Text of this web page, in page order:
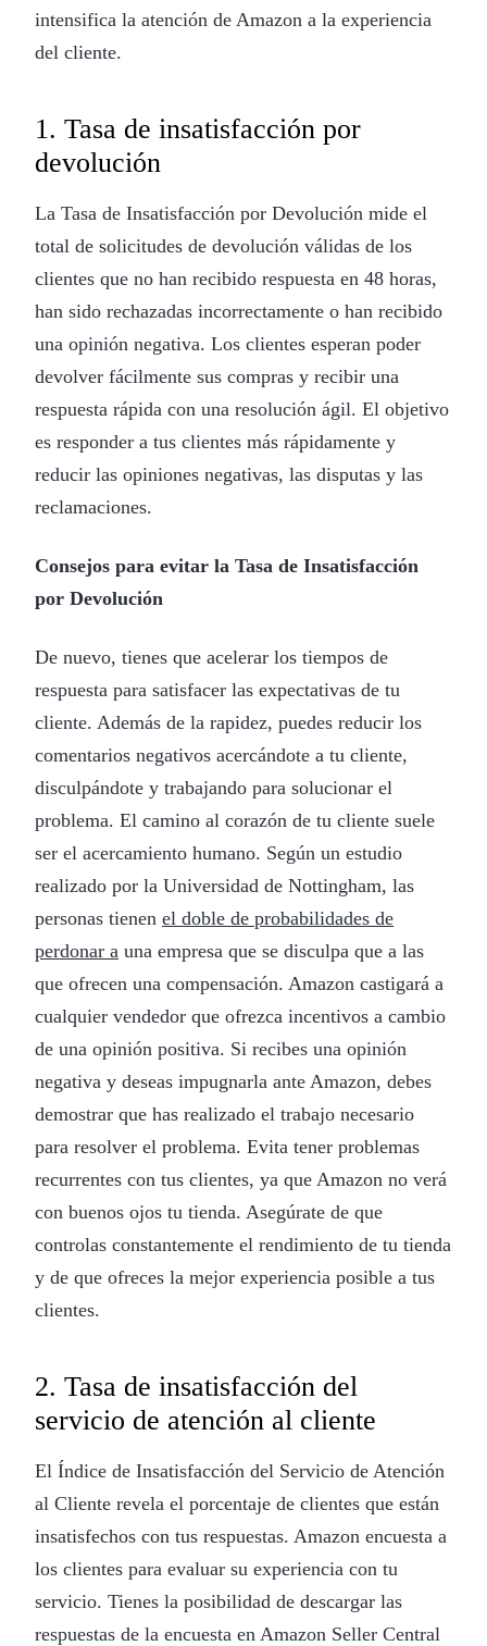
intensifica la atención de Amazon a la experiencia
del cliente.
1. Tasa de insatisfacción por
devolución
La Tasa de Insatisfacción por Devolución mide el
total de solicitudes de devolución válidas de los
clientes que no han recibido respuesta en 48 horas,
han sido rechazadas incorrectamente o han recibido
una opinión negativa. Los clientes esperan poder
devolver fácilmente sus compras y recibir una
respuesta rápida con una resolución ágil. El objetivo
es responder a tus clientes más rápidamente y
reducir las opiniones negativas, las disputas y las
reclamaciones.
Consejos para evitar la Tasa de Insatisfacción
por Devolución
De nuevo, tienes que acelerar los tiempos de
respuesta para satisfacer las expectativas de tu
cliente. Además de la rapidez, puedes reducir los
comentarios negativos acercándote a tu cliente,
disculpándote y trabajando para solucionar el
problema. El camino al corazón de tu cliente suele
ser el acercamiento humano. Según un estudio
realizado por la Universidad de Nottingham, las
personas tienen el doble de probabilidades de
perdonar a una empresa que se disculpa que a las
que ofrecen una compensación. Amazon castigará a
cualquier vendedor que ofrezca incentivos a cambio
de una opinión positiva. Si recibes una opinión
negativa y deseas impugnarla ante Amazon, debes
demostrar que has realizado el trabajo necesario
para resolver el problema. Evita tener problemas
recurrentes con tus clientes, ya que Amazon no verá
con buenos ojos tu tienda. Asegúrate de que
controlas constantemente el rendimiento de tu tienda
y de que ofreces la mejor experiencia posible a tus
clientes.
2. Tasa de insatisfacción del
servicio de atención al cliente
El Índice de Insatisfacción del Servicio de Atención
al Cliente revela el porcentaje de clientes que están
insatisfechos con tus respuestas. Amazon encuesta a
los clientes para evaluar su experiencia con tu
servicio. Tienes la posibilidad de descargar las
respuestas de la encuesta en Amazon Seller Central